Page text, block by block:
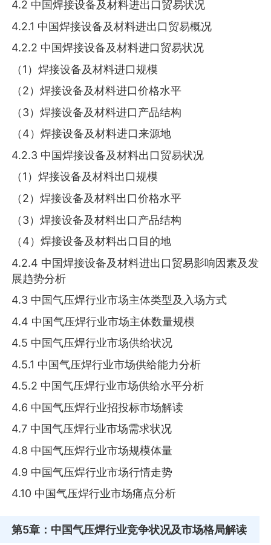
4.2 中国焊接设备及材料进出口贸易状况
4.2.1 中国焊接设备及材料进出口贸易概况
4.2.2 中国焊接设备及材料进口贸易状况
（1）焊接设备及材料进口规模
（2）焊接设备及材料进口价格水平
（3）焊接设备及材料进口产品结构
（4）焊接设备及材料进口来源地
4.2.3 中国焊接设备及材料出口贸易状况
（1）焊接设备及材料出口规模
（2）焊接设备及材料出口价格水平
（3）焊接设备及材料出口产品结构
（4）焊接设备及材料出口目的地
4.2.4 中国焊接设备及材料进出口贸易影响因素及发
展趋势分析
4.3 中国气压焊行业市场主体类型及入场方式
4.4 中国气压焊行业市场主体数量规模
4.5 中国气压焊行业市场供给状况
4.5.1 中国气压焊行业市场供给能力分析
4.5.2 中国气压焊行业市场供给水平分析
4.6 中国气压焊行业招投标市场解读
4.7 中国气压焊行业市场需求状况
4.8 中国气压焊行业市场规模体量
4.9 中国气压焊行业市场行情走势
4.10 中国气压焊行业市场痛点分析
第5章 ：中国气压焊行业竞争状况及市场格局解读